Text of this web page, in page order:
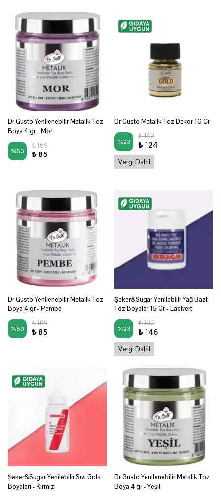
Dr Gusto Yenilenebilir Metalik Toz
Boya 4 gr - Mor
%50
₺ 169
₺ 85
Dr Gusto Metalik Toz Dekor 10 Gr
%23
₺ 162
₺ 124
Vergi Dahil
Dr Gusto Yenilenebilir Metalik Toz
Boya 4 gr - Pembe
%50
₺ 169
₺ 85
Şeker&Sugar Yenilebilir Yağ Bazlı
Toz Boyalar 15 Gr - Lacivert
%23
₺ 190
₺ 146
Vergi Dahil
Şeker&Sugar Yenilebilir Sıvı Gıda
Boyaları - Kırmızı
Dr Gusto Yenilenebilir Metalik Toz
Boya 4 gr - Yeşil